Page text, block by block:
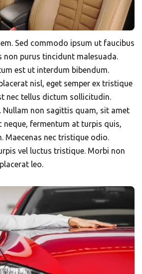
Sed commodo ipsum ut faucibus
non purus tincidunt malesuada.
est ut interdum bibendum.
nisl, eget semper ex tristique
nec tellus dictum sollicitudin.
Nullam non sagittis quam, sit amet
neque, fermentum at turpis quis,
Maecenas nec tristique odio.
vel luctus tristique. Morbi non
leo.